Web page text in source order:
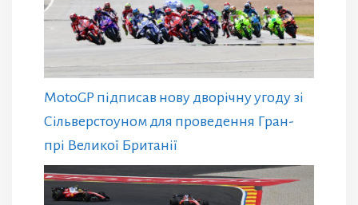
MotoGP підписав нову дворічну угоду зі
Сільверстоуном для проведення Гран-
прі Великої Британії